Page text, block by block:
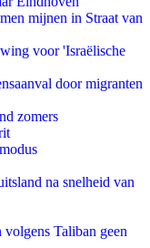
mijnen in Straat van
voor 'Israëlische
door migranten
zomers
na snelheid van
Taliban geen